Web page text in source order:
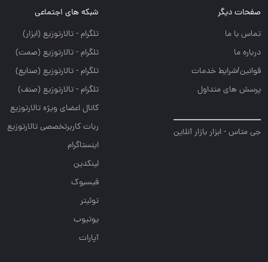
صفحات دیگر
تماس با ما
درباره ما
قوانین/شرایط خدمات
پرسش های متداول
جی متاس - ابزار بازار آنلاین
شبکه های اجتماعی
تلگرام - تالارتوزيع (ابزار)
تلگرام - تالارتوزيع (صمت)
تلگرام - تالارتوزيع (صنايع)
تلگرام - تالارتوزیع (صنف)
کانال اعضای ویژه تالارتوزیع
ربات کاربرتخصصی تالارتوزیع
اینستاگرام
لینکدین
فیسبوک
توئیتر
یوتیوب
آپارات